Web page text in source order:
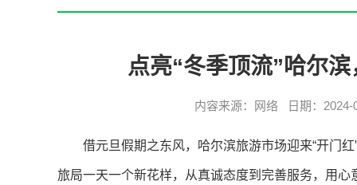
点亮“冬季顶流”哈尔
内容来源：网络 日期：
借元旦假期之东风，哈尔滨旅游市场迎来“开门
旅局一天一个新花样，从真诚态度到完善服务，用